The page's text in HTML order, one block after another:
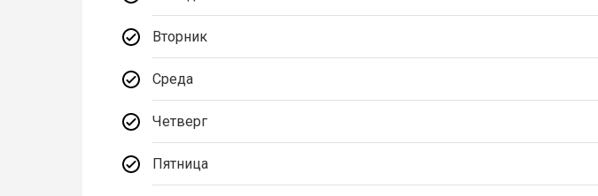
Вторник
Среда
Четверг
Пятница